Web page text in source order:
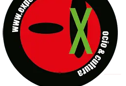
30 AÑOS (NO ES NADA) DE LA
MILITARES
D’BALDOMEROS
MARSHALL FLASH PRESENTA
JOFRE BARDAGÍ EN EXVITA